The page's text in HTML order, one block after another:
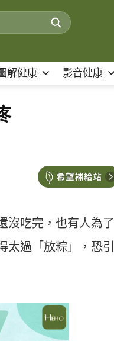
解健康 影音健康
沒吃完，也有人為了
過「放粽」，恐引